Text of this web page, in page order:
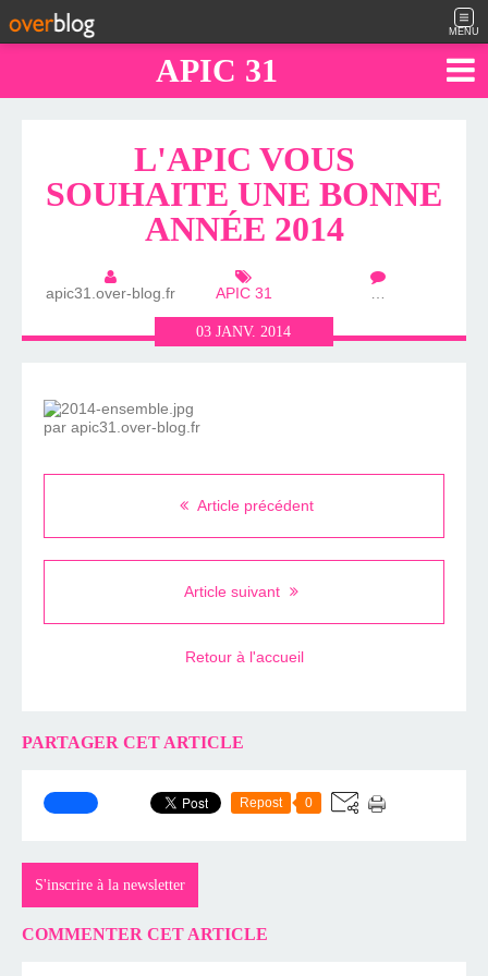
MENU
APIC 31
L'APIC VOUS
SOUHAITE UNE BONNE
ANNÉE 2014
apic31.over-blog.fr APIC 31 …
03JANV.2014
par apic31.over-blog.fr
Article précédent
Article suivant
Retour à l'accueil
PARTAGER CET ARTICLE
Repost 0
S'inscrire à la newsletter
COMMENTER CET ARTICLE